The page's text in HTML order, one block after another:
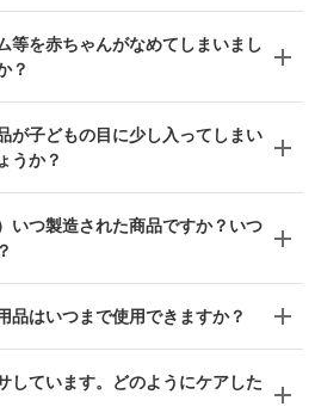
等を赤ちゃんがなめてしまいまし
？
が子どもの目に少し入ってしまい
うか？
いつ製造された商品ですか？いつ
品はいつまで使用できますか？
しています。どのようにケアした